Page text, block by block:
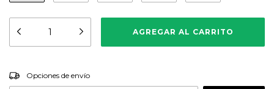
Entregas para el CP:
Opciones de envío